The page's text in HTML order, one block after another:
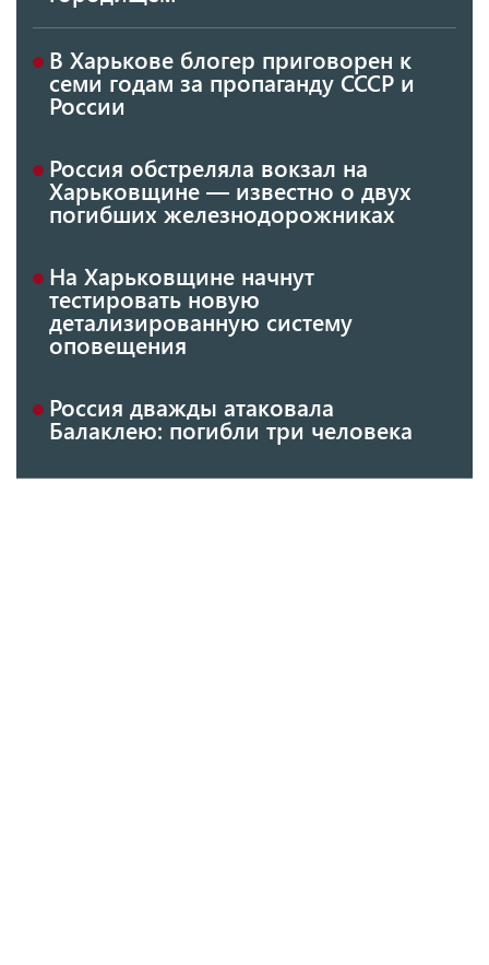
В Харькове блогер приговорен к
семи годам за пропаганду СССР и
России
Россия обстреляла вокзал на
Харьковщине — известно о двух
погибших железнодорожниках
На Харьковщине начнут
тестировать новую
детализированную систему
оповещения
Россия дважды атаковала
Балаклею: погибли три человека